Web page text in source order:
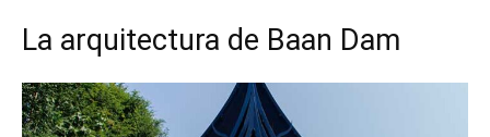
La arquitectura de Baan Dam